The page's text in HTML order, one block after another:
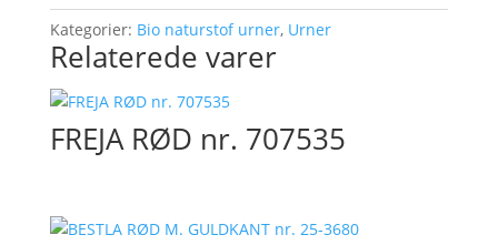
Kategorier: Bio naturstof urner, Urner
Relaterede varer
FREJA RØD nr. 707535